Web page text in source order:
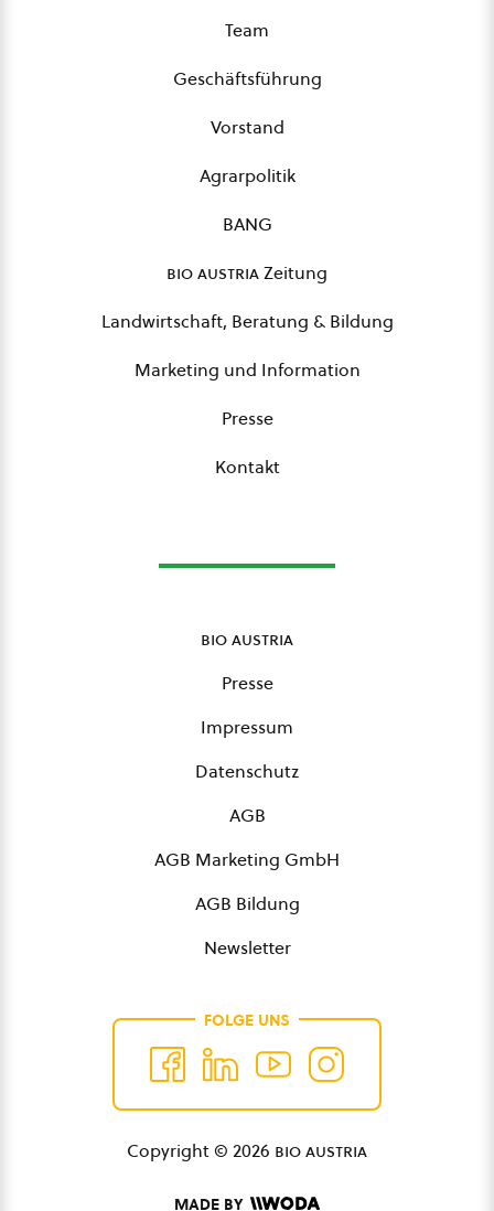
Team
Geschäftsführung
Vorstand
Agrarpolitik
BANG
bio austriaZeitung
Landwirtschaft, Beratung & Bildung
Marketing und Information
Presse
Kontakt
bio austria
Presse
Impressum
Datenschutz
AGB
AGB Marketing GmbH
AGB Bildung
Newsletter
FOLGE UNS
Copyright © 2026 bio austria
MADE BY